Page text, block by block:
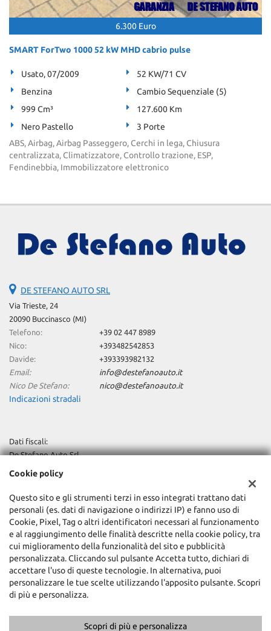
6.300 Euro
SMART ForTwo 1000 52 kW MHD cabrio pulse
Usato, 07/2009
52 KW/71 CV
Benzina
Cambio Sequenziale (5)
999 Cm³
127.600 Km
Nero Pastello
3 Porte
ABS, Airbag, Airbag Passeggero, Cerchi in lega, Chiusura
centralizzata, Climatizzatore, Controllo trazione, ESP,
Fendinebbia, Immobilizzatore elettronico
DE STEFANO AUTO SRL
Via Trieste, 24
20090 Buccinasco (MI)
Telefono:
+39 02 447 8989
Nico:
+393482542853
Davide:
+393393982132
Email:
info@destefanoauto.it
Nico De Stefano:
nico@destefanoauto.it
Indicazioni stradali
Dati fiscali:
De Stefano Auto Srl
Via Trieste, 24, Buccinasco (MI)
Registro delle imprese:MI
REA:MI-1577629
Capitale sociale: € €10.000 i.v.
Cookie policy
Questo sito e gli strumenti terzi in esso integrati trattano dati
personali (es. dati di navigazione o indirizzi IP) e fanno uso di
Cookie, Pixel, Tag o altri identificatori necessari al funzionamento
e al raggiungimento delle finalità descritte nella cookie policy, tra
cui miglioramento della funzionalità del sito e pubblicità
personalizzata. Cliccando sul pulsante Accetta tutto, dichiari di
accettare l'uso di queste tecnologie. In alternativa, puoi
personalizzare le tue scelte utilizzando l'apposito pulsante. Scopri
di più e personalizza.
Scopri di più e personalizza